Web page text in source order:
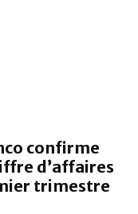
confirme
d’affaires
trimestre